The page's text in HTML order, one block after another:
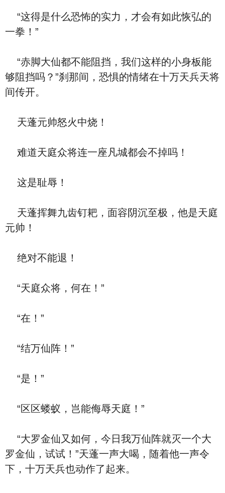
“这得是什么恐怖的实力，才会有如此恢弘的
一拳！”
“赤脚大仙都不能阻挡，我们这样的小身板能
够阻挡吗？”刹那间，恐惧的情绪在十万天兵天将
间传开。
天蓬元帅怒火中烧！
难道天庭众将连一座凡城都会不掉吗！
这是耻辱！
天蓬挥舞九齿钉耙，面容阴沉至极，他是天庭
元帅！
绝对不能退！
“天庭众将，何在！”
“在！”
“结万仙阵！”
“是！”
“区区蝼蚁，岂能侮辱天庭！”
“大罗金仙又如何，今日我万仙阵就灭一个大
罗金仙，试试！”天蓬一声大喝，随着他一声令
下，十万天兵也动作了起来。